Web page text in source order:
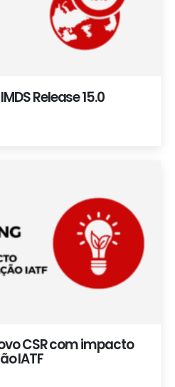
Release 15.0
CSR com impacto
IATF